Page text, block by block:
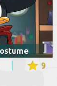
9